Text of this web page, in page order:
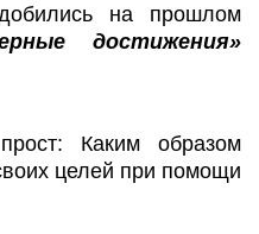
на прошлом
достижения»
Каким образом
целей при помощи